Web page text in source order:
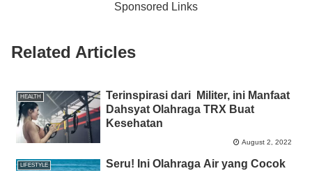
o
k
p
g
Sponsored Links
Related Articles
HEALTH
Terinspirasi dari Militer, ini Manfaat
Dahsyat Olahraga TRX Buat
Kesehatan
August 2, 2022
LIFESTYLE
Seru! Ini Olahraga Air yang Cocok